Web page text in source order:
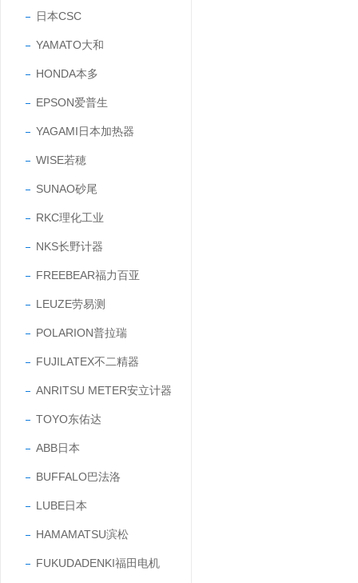
日本CSC
YAMATO大和
HONDA本多
EPSON爱普生
YAGAMI日本加热器
WISE若穂
SUNAO砂尾
RKC理化工业
NKS长野计器
FREEBEAR福力百亚
LEUZE劳易测
POLARION普拉瑞
FUJILATEX不二精器
ANRITSU METER安立计器
TOYO东佑达
ABB日本
BUFFALO巴法洛
LUBE日本
HAMAMATSU滨松
FUKUDADENKI福田电机